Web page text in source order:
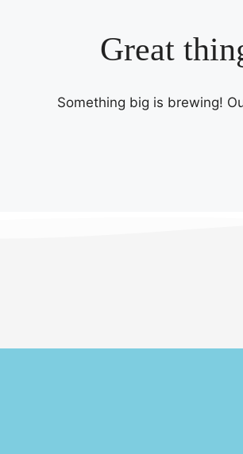
Great
Something big is brewing!